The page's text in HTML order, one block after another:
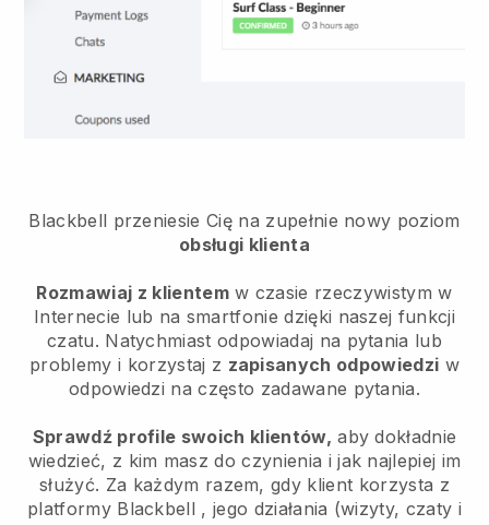
Blackbell przeniesie Cię na zupełnie nowy poziom
obsługi klienta
Rozmawiaj z klientemw czasie rzeczywistym w
Internecie lub na smartfonie dzięki naszej funkcji
czatu. Natychmiast odpowiadaj na pytania lub
problemy i korzystaj z zapisanych odpowiedzi w
odpowiedzi na często zadawane pytania.
Sprawdź profile swoich klientów, aby dokładnie
wiedzieć, z kim masz do czynienia i jak najlepiej im
służyć. Za każdym razem, gdy klient korzysta z
platformy Blackbell , jego działania (wizyty, czaty i